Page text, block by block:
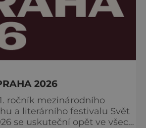
2026
ročník mezinárodního
a literárního festivalu Svět
se uskuteční opět ve všech